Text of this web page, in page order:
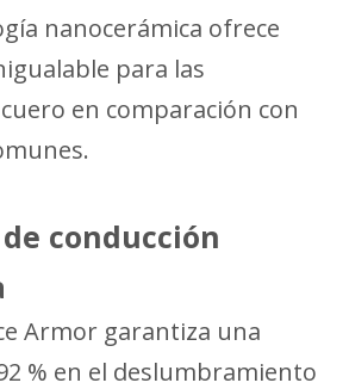
nanocerámica ofrece
para las
en comparación con
conducción
Armor garantiza una
% en el deslumbramiento